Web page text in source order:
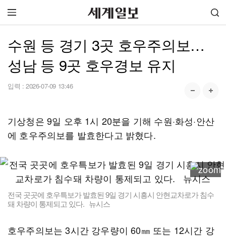
수원 등 경기 3곳 호우주의보…
성남 등 9곳 호우경보 유지
입력 : 2026-07-09 13:46
기상청은 9일 오후 1시 20분을 기해 수원·화성·안산
에 호우주의보를 발효한다고 밝혔다.
전국 곳곳에 호우특보가 발효된 9일 경기 시흥시 안현교차로가 침수
돼 차량이 통제되고 있다. 뉴시스
호우주의보는 3시간 강우량이 60㎜ 또는 12시간 강